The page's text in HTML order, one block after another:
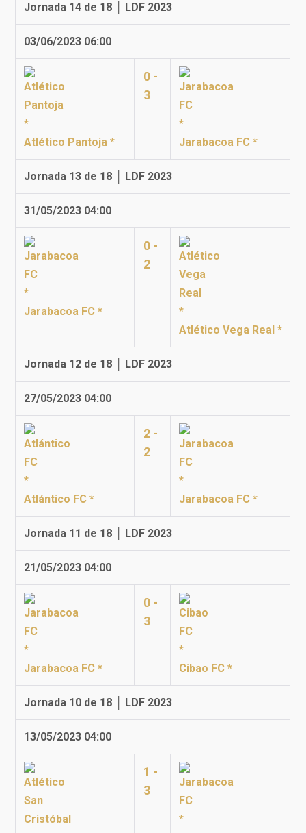
Jornada 14 de 18 │ LDF 2023
03/06/2023 06:00
Atlético Pantoja *
0 -
3
Jarabacoa FC *
Jornada 13 de 18 │ LDF 2023
31/05/2023 04:00
Jarabacoa FC *
0 -
2
Atlético Vega Real *
Jornada 12 de 18 │ LDF 2023
27/05/2023 04:00
Atlántico FC *
2 -
2
Jarabacoa FC *
Jornada 11 de 18 │ LDF 2023
21/05/2023 04:00
Jarabacoa FC *
0 -
3
Cibao FC *
Jornada 10 de 18 │ LDF 2023
13/05/2023 04:00
1 -
3